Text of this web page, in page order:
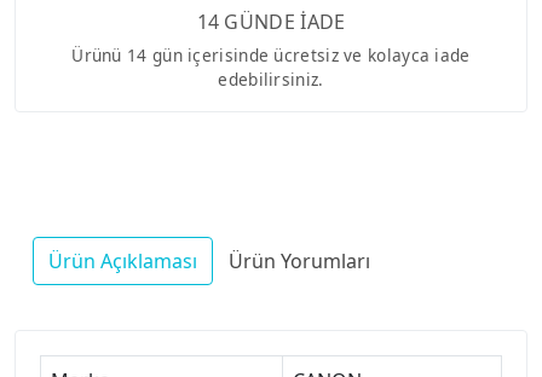
14 GÜNDE İADE
Ürünü 14 gün içerisinde ücretsiz ve kolayca iade
edebilirsiniz.
Ürün Açıklaması Ürün Yorumları